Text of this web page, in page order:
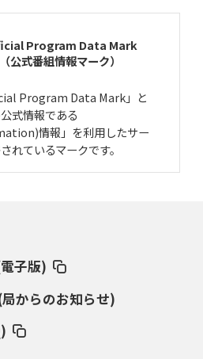
Program Data Mark
（公式番組情報マーク）
Program Data Mark」と
式情報である
情報」を利用したサー
れているマークです。
子版)
からのお知らせ)